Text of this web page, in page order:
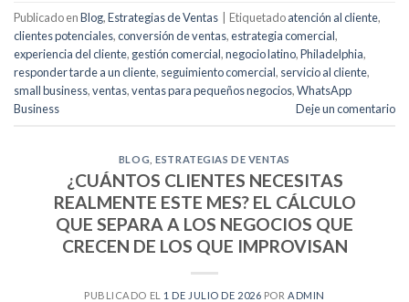
Publicado enBlog,Estrategias de Ventas Etiquetadoatención al cliente,
clientes potenciales,conversión de ventas,estrategia comercial,
experiencia del cliente, gestión comercial,negocio latino,Philadelphia,
responder tarde a un cliente, seguimiento comercial, servicio al cliente,
small business,ventas,ventas para pequeños negocios,WhatsApp
Business
Deje un comentario
BLOG ,ESTRATEGIAS DE VENTAS
¿CUÁNTOS CLIENTES NECESITAS
REALMENTE ESTE MES? EL CÁLCULO
QUE SEPARA A LOS NEGOCIOS QUE
CRECEN DE LOS QUE IMPROVISAN
PUBLICADO EL 1 DE JULIO DE 2026 PORADMIN